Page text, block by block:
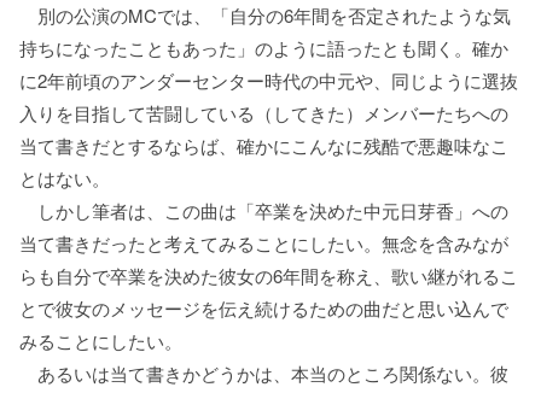
別の公演のMCでは、「自分の6年間を否定されたような気
持ちになったこともあった」のように語ったとも聞く。確か
に2年前頃のアンダーセンター時代の中元や、同じように選抜
入りを目指して苦闘している（してきた）メンバーたちへの
当て書きだとするならば、確かにこんなに残酷で悪趣味なこ
とはない。
しかし筆者は、この曲は「卒業を決めた中元日芽香」への
当て書きだったと考えてみることにしたい。無念を含みなが
らも自分で卒業を決めた彼女の6年間を称え、歌い継がれるこ
とで彼女のメッセージを伝え続けるための曲だと思い込んで
みることにしたい。
あるいは当て書きかどうかは、本当のところ関係ない。彼